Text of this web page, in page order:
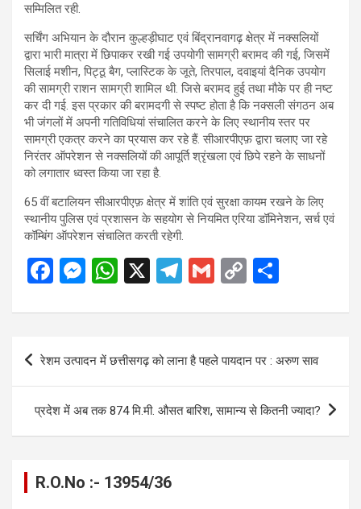
सम्मिलित रही.
सर्चिंग अभियान के दौरान कुल्हड़ीघाट एवं बिंद्रानवागढ़ क्षेत्र में नक्सलियों
द्वारा भारी मात्रा में छिपाकर रखी गई उपयोगी सामग्री बरामद की गई, जिसमें
सिलाई मशीन, पिट्ठू बैग, प्लास्टिक के जूते, तिरपाल, दवाइयां दैनिक उपयोग
की सामग्री राशन सामग्री शामिल थी. जिसे बरामद हुई तथा मौके पर ही नष्ट
कर दी गई. इस प्रकार की बरामदगी से स्पष्ट होता है कि नक्सली संगठन अब
भी जंगलों में अपनी गतिविधियां संचालित करने के लिए स्थानीय स्तर पर
सामग्री एकत्र करने का प्रयास कर रहे हैं. सीआरपीएफ़ द्वारा चलाए जा रहे
निरंतर ऑपरेशन से नक्सलियों की आपूर्ति श्रृंखला एवं छिपे रहने के साधनों
को लगातार ध्वस्त किया जा रहा है.
65 वीं बटालियन सीआरपीएफ़ क्षेत्र में शांति एवं सुरक्षा कायम रखने के लिए
स्थानीय पुलिस एवं प्रशासन के सहयोग से नियमित एरिया डॉमिनेशन, सर्च एवं
कॉम्बिंग ऑपरेशन संचालित करती रहेगी.
F
ce
o
o
k
M
se
g
er
W
at
s
A
p
p
X
T
e
gr
a
m
G
ail
C
py
n
k
ar
Post
रेशम उत्पादन में छत्तीसगढ़ को लाना है पहले पायदान पर : अरुण साव
प्रदेश में अब तक 874 मि.मी. औसत बारिश, सामान्य से कितनी ज्यादा?
R.O.No :- 13954/36